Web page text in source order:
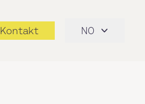
Kontakt NO